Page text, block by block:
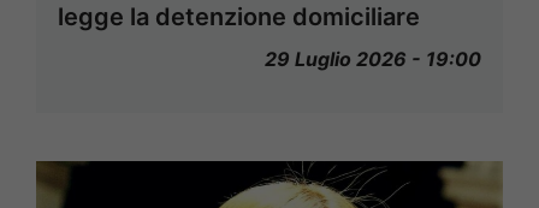
legge la detenzione domiciliare
29 Luglio 2026 - 19:00